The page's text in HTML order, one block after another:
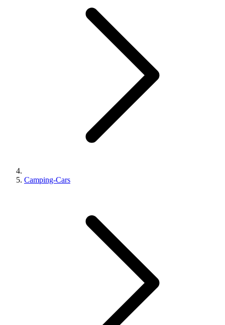
Camping-Cars